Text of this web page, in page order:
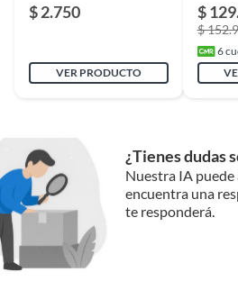
21 cm
Largo 60 cm
2500 w
$ 2.750
VER PRODUCTO
$
$
6
¿Tienes dudas
Nuestra IA puede
encuentra una
te responderá.